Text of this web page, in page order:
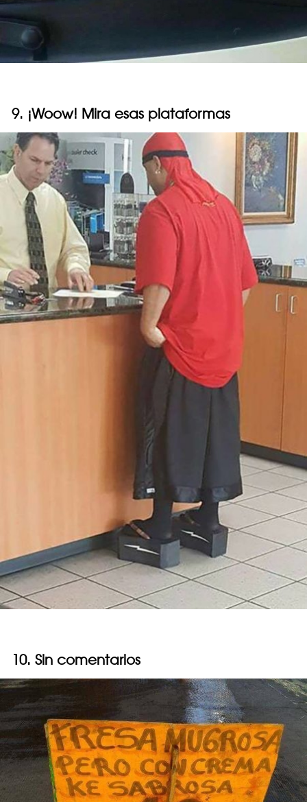
9. ¡Woow! Mira esas plataformas
10. Sin comentarios